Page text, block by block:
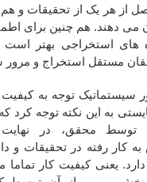
از هر یک از تحقیقات و هم
می دهند. هم چنین برای
های استخراجی بهتر
مستقل استخراج و مرور
سیستماتیک توجه به
به این نکته توجه کرد
توسط محقق، در نهایت
کار رفته در تحقیقات و
یعنی کیفیت کار تماما